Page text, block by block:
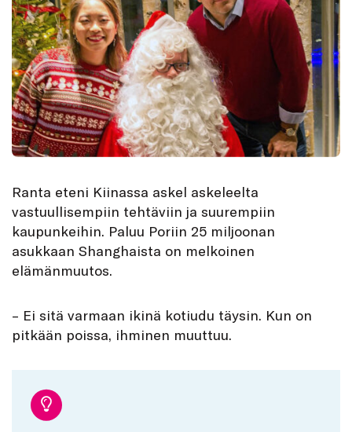
Ranta eteni Kiinassa askel askeleelta
vastuullisempiin tehtäviin ja suurempiin
kaupunkeihin. Paluu Poriin 25 miljoonan
asukkaan Shanghaista on melkoinen
elämänmuutos.
– Ei sitä varmaan ikinä kotiudu täysin. Kun on
pitkään poissa, ihminen muuttuu.